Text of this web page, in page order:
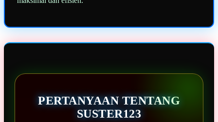
PERTANYAAN TENTANG
SUSTER123